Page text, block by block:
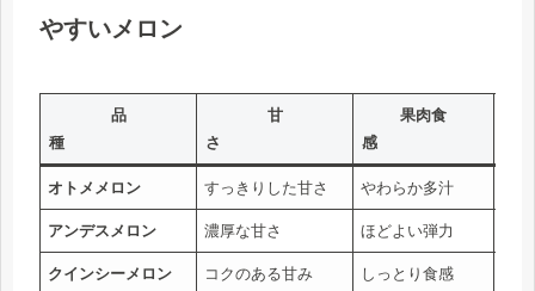
やすいメロン
品
種
甘
さ
果肉食
感
オトメメロン すっきりした甘さ やわらか多汁
アンデスメロン 濃厚な甘さ ほどよい弾力
クインシーメロン コクのある甘み しっとり食感